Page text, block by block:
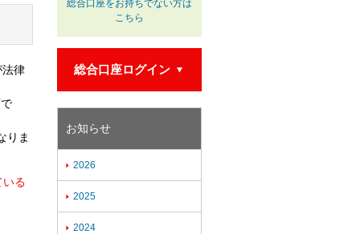
法律
りま
いる
総合口座をお持ちでない方は
こちら
総合口座ログイン
お知らせ
 2026
 2025
 2024